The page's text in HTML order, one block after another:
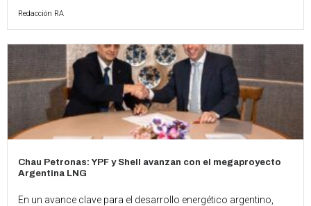
Redacción RA
Chau Petronas: YPF y Shell avanzan con el megaproyecto
Argentina LNG
En un avance clave para el desarrollo energético argentino,